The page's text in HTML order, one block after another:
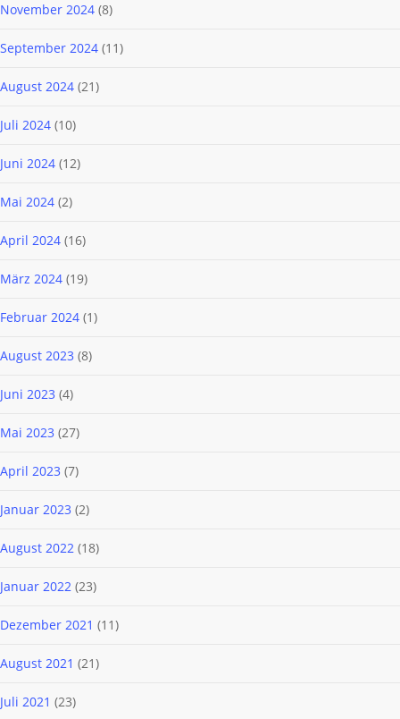
November 2024 (8)
September 2024 (11)
August 2024 (21)
Juli 2024 (10)
Juni 2024 (12)
Mai 2024 (2)
April 2024 (16)
März 2024 (19)
Februar 2024 (1)
August 2023 (8)
Juni 2023 (4)
Mai 2023 (27)
April 2023 (7)
Januar 2023 (2)
August 2022 (18)
Januar 2022 (23)
Dezember 2021 (11)
August 2021 (21)
Juli 2021 (23)